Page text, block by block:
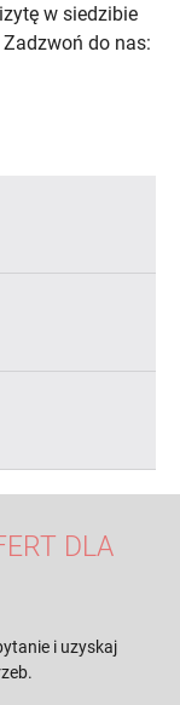
w siedzibie
do nas:
DLA
i uzyskaj